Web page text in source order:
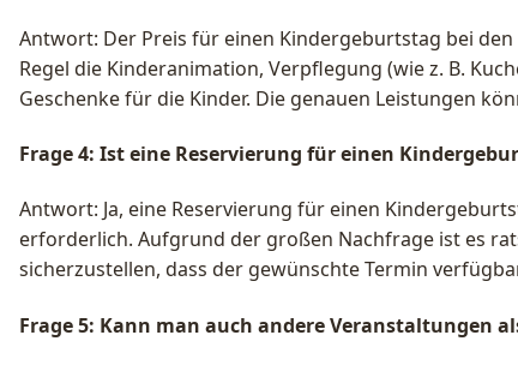
Antwort: Der Preis für einen Kindergeburtstag bei
Regel die Kinderanimation, Verpflegung (wie z. B.
Geschenke für die Kinder. Die genauen Leistungen
Frage 4: Ist eine Reservierung für einen
Antwort: Ja, eine Reservierung für einen
erforderlich. Aufgrund der großen Nachfrage ist es
sicherzustellen, dass der gewünschte Termin
Frage 5: Kann man auch andere Veranstaltungen